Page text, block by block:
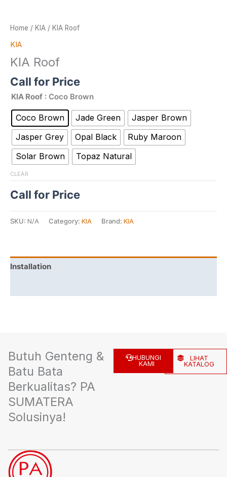
Home / KIA / KIA Roof
KIA
KIA Roof
Call for Price
KIA Roof : Coco Brown
Coco Brown Jade Green
Jasper Brown
Jasper Grey
Opal Black
Ruby Maroon
Solar Brown
Topaz Natural
CLEAR
Call for Price
Alternative:
SKU: N/A Category: KIA Brand: KIA
Installation
Butuh Genteng &
Batu Bata
Berkualitas? PA
SUMATERA
Solusinya!
HUBUNGI
KAMI
LIHAT
KATALOG